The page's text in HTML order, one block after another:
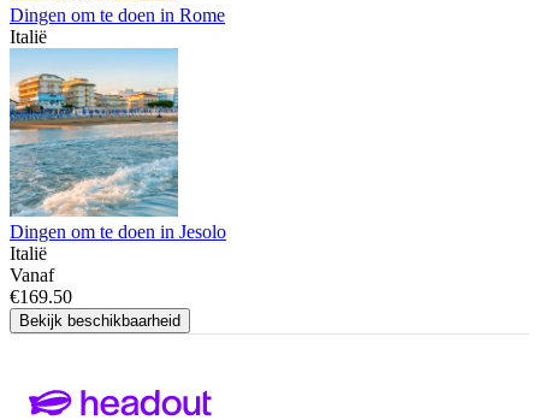
Dingen om te doen in Rome
Italië
Dingen om te doen in Jesolo
Italië
Vanaf
€169.50
Bekijk beschikbaarheid